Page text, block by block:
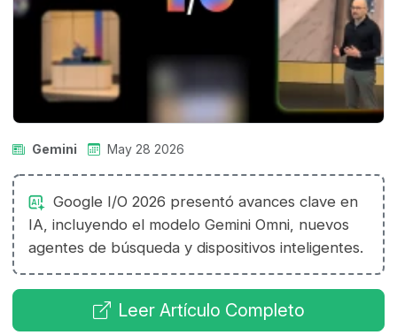
Gemini May 28 2026
Google I/O 2026 presentó avances clave en
IA, incluyendo el modelo Gemini Omni, nuevos
agentes de búsqueda y dispositivos inteligentes.
Leer Artículo Completo